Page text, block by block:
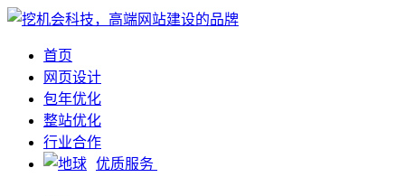
首页
网页设计
包年优化
整站优化
行业合作
优质服务